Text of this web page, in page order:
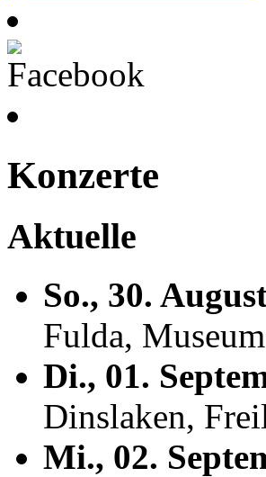
Konzerte
Aktuelle
So., 30.
Fulda,
Di., 01.
Dinslaken,
Mi., 02.